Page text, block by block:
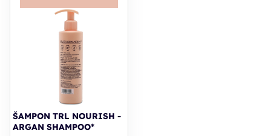
ŠAMPON TRL NOURISH -
ARGAN SHAMPOO*